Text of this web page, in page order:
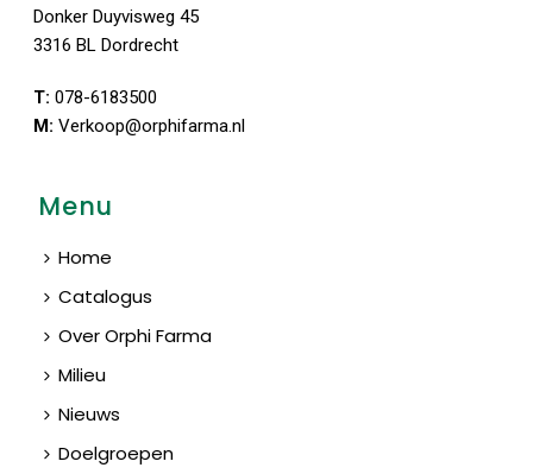
Donker Duyvisweg 45
3316 BL Dordrecht
T: 078-6183500
M: Verkoop@orphifarma.nl
Menu
Home
Catalogus
Over Orphi Farma
Milieu
Nieuws
Doelgroepen